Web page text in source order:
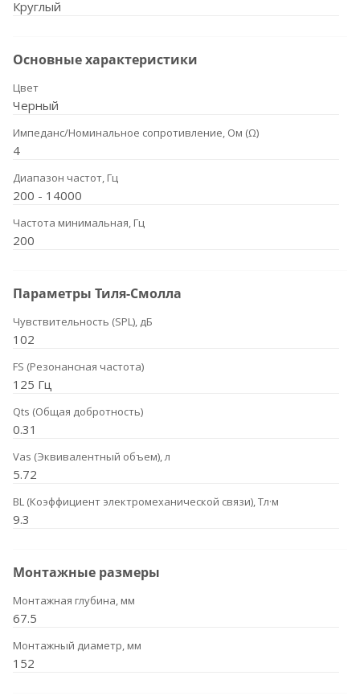
Круглый
Основные характеристики
Цвет
Черный
Импеданс/Номинальное сопротивление, Ом (Ω)
4
Диапазон частот, Гц
200 - 14000
Частота минимальная, Гц
200
Параметры Тиля-Смолла
Чувствительность (SPL), дБ
102
FS (Резонансная частота)
125 Гц
Qts (Общая добротность)
0.31
Vas (Эквивалентный объем), л
5.72
BL (Коэффициент электромеханической связи), Тл·м
9.3
Монтажные размеры
Монтажная глубина, мм
67.5
Монтажный диаметр, мм
152